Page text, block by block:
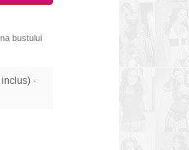
bustului
·